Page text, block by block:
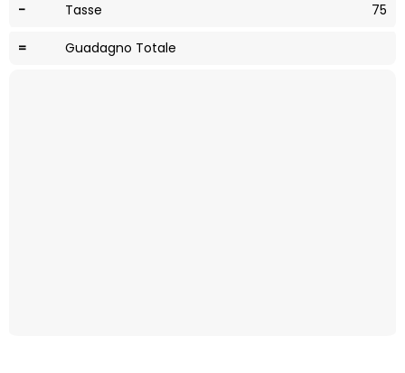
- Tasse 75
= Guadagno Totale